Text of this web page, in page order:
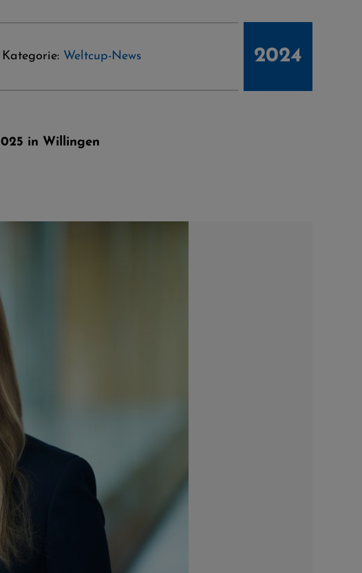
Kategorie: Weltcup-News 2024
in Willingen